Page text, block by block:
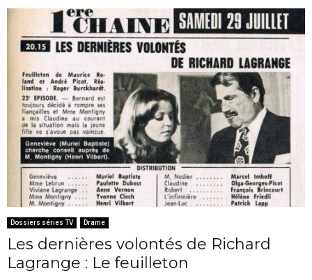
Dossiers séries TV Drame
Les dernières volontés de Richard
Lagrange : Le feuilleton